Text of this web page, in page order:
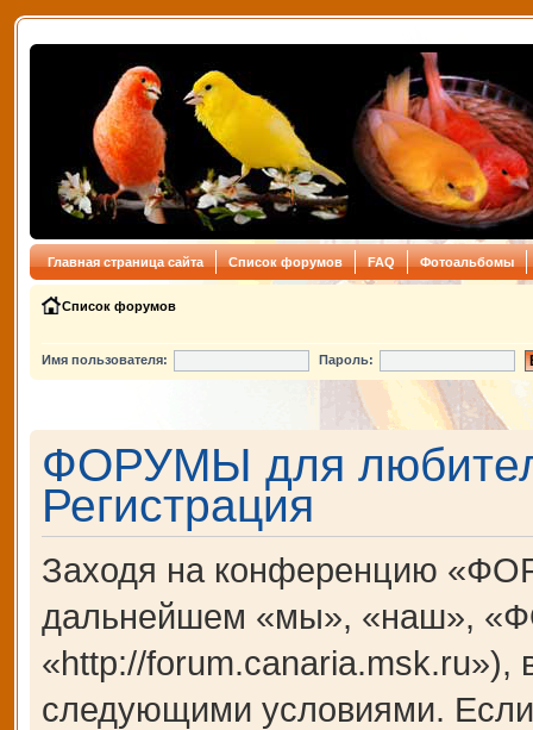
Главная страница сайта Список форумов FAQ Фотоальбомы
Список форумов
Имя пользователя: Пароль:
ФОРУМЫ для
Регистрация
Заходя на конференцию
дальнейшем «мы», «наш»,
«http://forum.canaria.msk.ru»),
следующими условиями.